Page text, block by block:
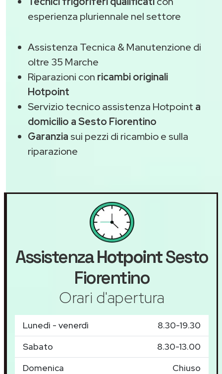
esperienza pluriennale nel settore
Assistenza Tecnica & Manutenzione di
oltre 35 Marche
Riparazioni con ricambi originali
Hotpoint
Servizio tecnico assistenza Hotpoint a
domicilio a Sesto Fiorentino
Garanzia sui pezzi di ricambio e sulla
riparazione
AssistenzaHotpointSesto
Fiorentino
Orari d'apertura
Lunedì - venerdì
8.30-19.30
Sabato
8.30-13.00
Domenica
Chiuso